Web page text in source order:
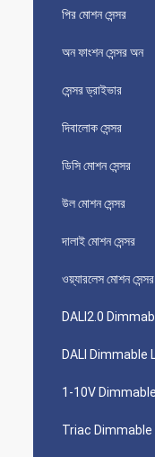
পির মোশন সেন্সর
অন ​​ফাংশন সেন্সর অন
সেন্সর ড্রাইভার
দিবালোক সেন্সর
ডিসি মোশন সেন্সর
উল মোশন সেন্সর
দালাই মোশন সেন্সর
ওয়্যারলেস মোশন সেন্সর
DALI2.0
DALI Dimmable
1-10V Dimmable
Triac Dimmable